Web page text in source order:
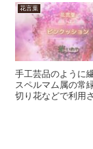
花言葉
手工芸品のように
スペルマム属の常
切り花などで利用